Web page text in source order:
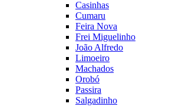
Casinhas
Cumaru
Feira Nova
Frei Miguelinho
João Alfredo
Limoeiro
Machados
Orobó
Passira
Salgadinho